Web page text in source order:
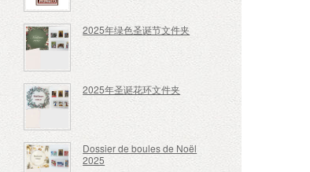
2025年绿色圣诞节文件夹
2025年圣诞花环文件夹
Dossier de boules de Noël
2025